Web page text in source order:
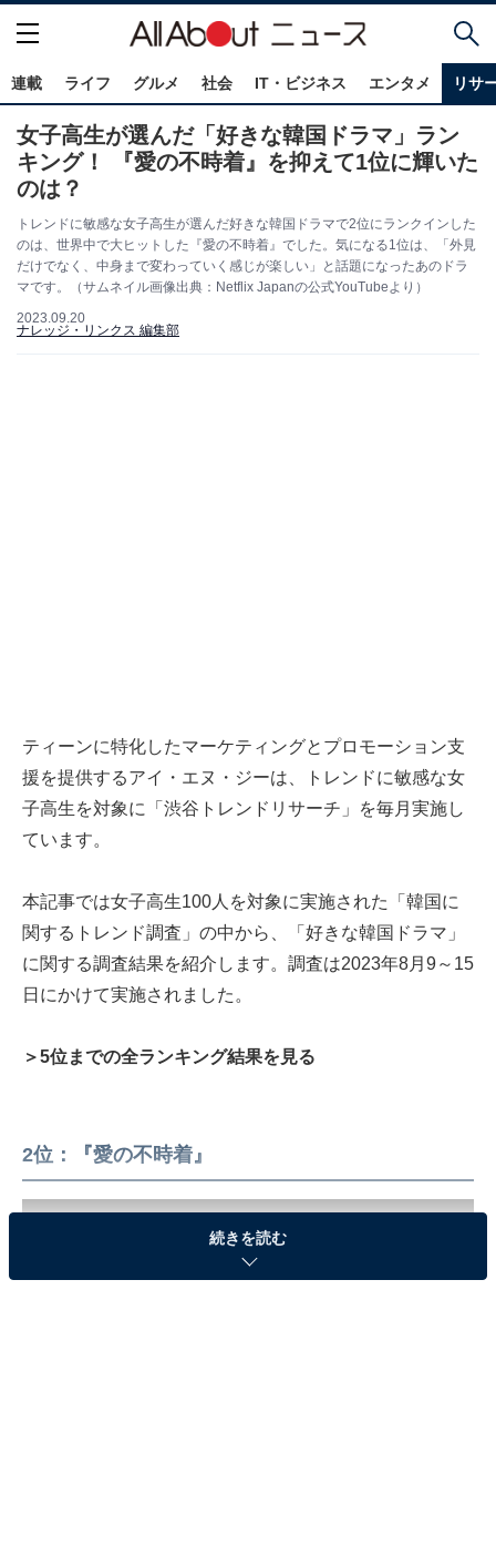
連載 ライフ グルメ 社会 IT・ビジネス エンタメ リサ
女子高生が選んだ「好きな韓国ドラマ」ラン
キング！ 『愛の不時着』を抑えて1位に輝いた
のは？
トレンドに敏感な女子高生が選んだ好きな韓国ドラマで2位にランクインした
のは、世界中で大ヒットした『愛の不時着』でした。気になる1位は、「外見
だけでなく、中身まで変わっていく感じが楽しい」と話題になったあのドラ
マです。（サムネイル画像出典：Netflix Japanの公式YouTubeより）
2023.09.20
ナレッジ・リンクス 編集部
ティーンに特化したマーケティングとプロモーション支
援を提供するアイ・エヌ・ジーは、トレンドに敏感な女
子高生を対象に「渋谷トレンドリサーチ」を毎月実施し
ています。
本記事では女子高生100人を対象に実施された「韓国に
関するトレンド調査」の中から、「好きな韓国ドラマ」
に関する調査結果を紹介します。調査は2023年8月9～15
日にかけて実施されました。
＞5位までの全ランキング結果を見る
2位：『愛の不時着』
続きを読む